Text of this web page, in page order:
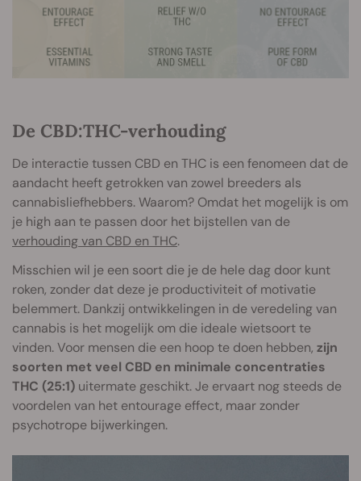
De CBD:THC-verhouding
De interactie tussen CBD en THC is een fenomeen dat de
aandacht heeft getrokken van zowel breeders als
cannabisliefhebbers. Waarom? Omdat het mogelijk is om
je high aan te passen door het bijstellen van de
verhouding van CBD en THC.
Misschien wil je een soort die je de hele dag door kunt
roken, zonder dat deze je productiviteit of motivatie
belemmert. Dankzij ontwikkelingen in de veredeling van
cannabis is het mogelijk om die ideale wietsoort te
vinden. Voor mensen die een hoop te doen hebben, zijn
soorten met veel CBD en minimale concentraties
THC (25:1) uitermate geschikt. Je ervaart nog steeds de
voordelen van het entourage effect, maar zonder
psychotrope bijwerkingen.